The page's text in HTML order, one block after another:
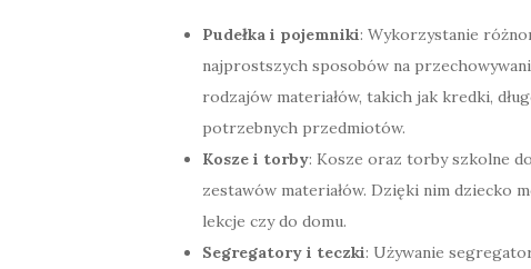
Pudełka i pojemniki: Wykorzystanie
najprostszych sposobów na
rodzajów materiałów, takich jak kredki,
potrzebnych przedmiotów.
Kosze i torby: Kosze oraz torby szkolne
zestawów materiałów. Dzięki nim dziecko
lekcje czy do domu.
Segregatory i teczki: Używanie